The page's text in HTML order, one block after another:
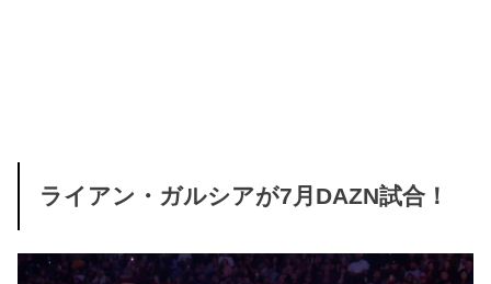
ライアン・ガルシアが7月DAZN試合！